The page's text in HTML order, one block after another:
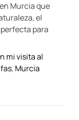
i
m
e
Murcia que
el
para
mi visita al
, Murcia